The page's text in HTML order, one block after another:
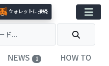
ウォレットに接続
NEWS 1 HOW TO